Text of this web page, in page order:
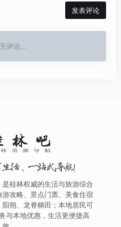
发表评论
评论...
活，一站式导航！
桂林权威的生活与旅游综合
攻略、景点门票、美食住宿
朔、龙脊梯田；本地居民可
与本地优惠，生活更便捷高